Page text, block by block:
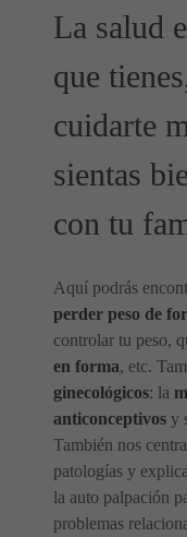
La salud
que
cuidarte
sientas
con tu
Aquí podrás
perder peso de
controlar tu peso,
en forma, etc.
ginecológicos: la
anticonceptivos y
También nos
patologías y
la auto palpación
problemas